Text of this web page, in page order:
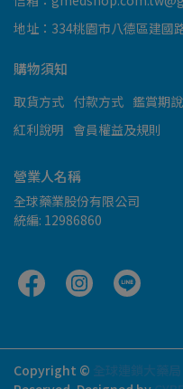
地址：334桃園市八德區建國
購物須知
取貨方式 付款方式 鑑賞期
紅利說明 會員權益及規則
營業人名稱
全球藥業股份有限公司
統編: 12986860
Copyright © 全球連鎖大藥